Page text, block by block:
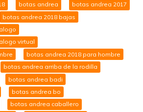
botas andrea
botas andrea 2017
botas andrea 2018 bajas
virtual
botas andrea 2018 para hombre
botas andrea arriba de la rodilla
botas andrea badi
botas andrea bo
botas andrea caballero